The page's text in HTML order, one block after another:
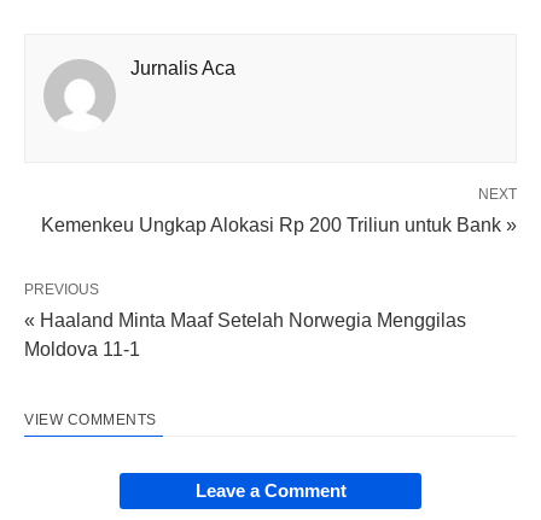
Jurnalis Aca
NEXT
Kemenkeu Ungkap Alokasi Rp 200 Triliun untuk Bank »
PREVIOUS
« Haaland Minta Maaf Setelah Norwegia Menggilas
Moldova 11-1
VIEW COMMENTS
Leave a Comment